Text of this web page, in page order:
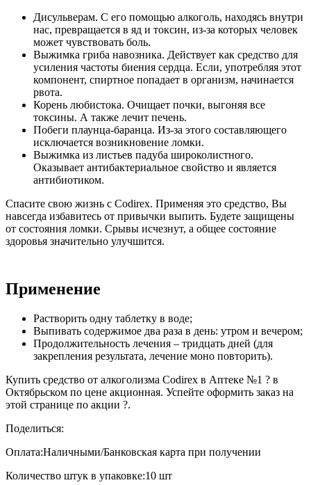
Дисульверам. С его помощью алкоголь, находясь внутри
нас, превращается в яд и токсин, из-за которых человек
может чувствовать боль.
Выжимка гриба навозника. Действует как средство для
усиления частоты биения сердца. Если, употребляя этот
компонент, спиртное попадает в организм, начинается
рвота.
Корень любистока. Очищает почки, выгоняя все
токсины. А также лечит печень.
Побеги плаунца-баранца. Из-за этого составляющего
исключается возникновение ломки.
Выжимка из листьев падуба широколистного.
Оказывает антибактериальное свойство и является
антибиотиком.
Спасите свою жизнь с Codirex. Применяя это средство, Вы
навсегда избавитесь от привычки выпить. Будете защищены
от состояния ломки. Срывы исчезнут, а общее состояние
здоровья значительно улучшится.
Применение
Растворить одну таблетку в воде;
Выпивать содержимое два раза в день: утром и вечером;
Продолжительность лечения – тридцать дней (для
закрепления результата, лечение моно повторить).
Купить средство от алкоголизма Codirex в Аптеке №1 ? в
Октябрьском по цене акционная. Успейте оформить заказ на
этой странице по акции ?.
Поделиться:
Оплата:Наличными/Банковская карта при получении
Количество штук в упаковке:10 шт